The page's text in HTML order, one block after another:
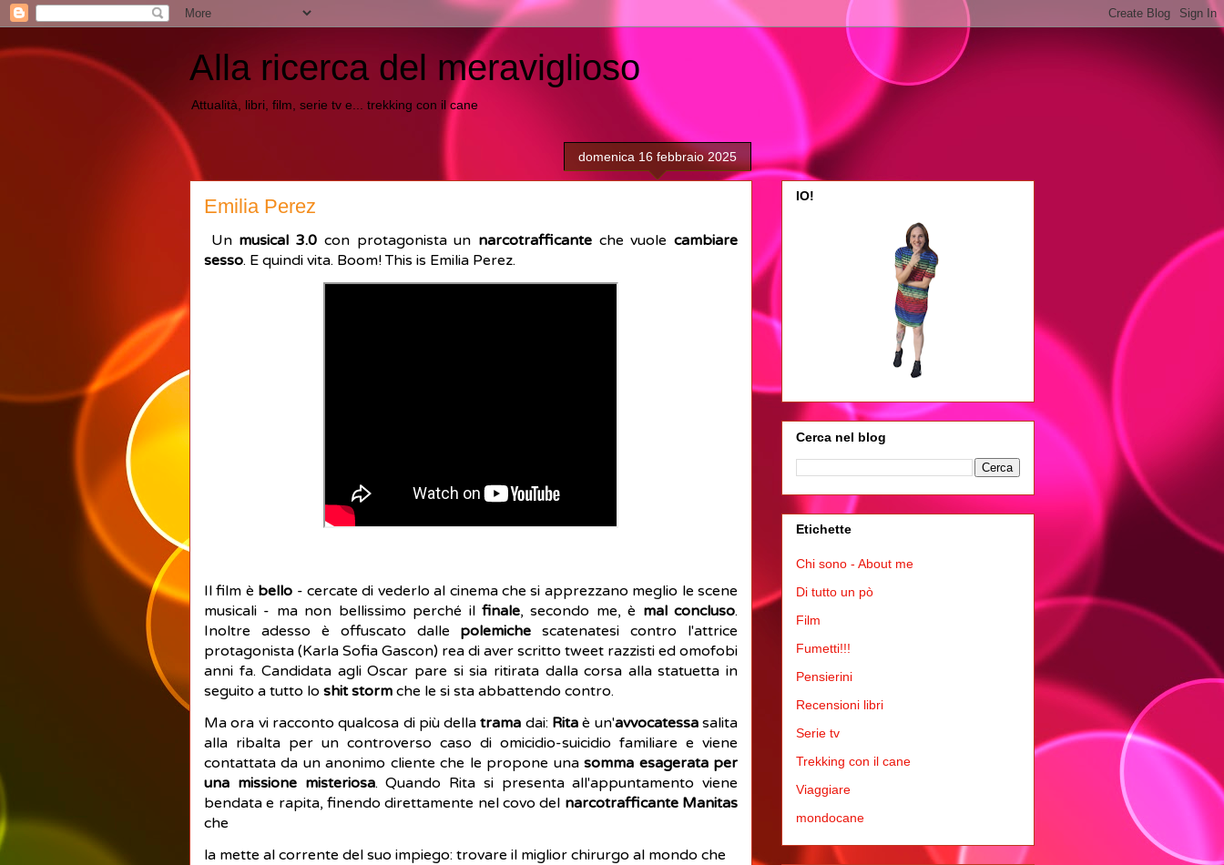
Alla ricerca del meraviglioso
Attualità, libri, film, serie tv e... trekking con il cane
domenica 16 febbraio 2025
Emilia Perez
Un musical 3.0 con protagonista un narcotrafficanteche vuolecambiare
sesso. E quindi vita. Boom! This is Emilia Perez.
Il film è bello - cercate di vederlo al cinema che si apprezzano meglio le scene
musicali - ma non bellissimo perché il finale, secondo me, è mal concluso.
Inoltre adesso è offuscato dalle polemichescatenatesi contro l'attrice
protagonista (Karla Sofia Gascon) rea di aver scritto tweet razzisti ed omofobi
anni fa. Candidata agli Oscar pare si sia ritirata dalla corsa alla statuetta in
seguito a tutto lo shit storm che le si sta abbattendo contro.
Ma ora vi racconto qualcosa di più dellatrama dai: Ritaè un'avvocatessasalita
alla ribalta per un controverso caso di omicidio-suicidio familiare e viene
contattata da un anonimo cliente che le propone unasomma esagerata per
una missione misteriosa. Quando Rita si presenta all'appuntamento viene
bendata e rapita, finendo direttamente nel covo del narcotrafficante Manitas
che
la mette al corrente del suo impiego: trovare il miglior chirurgo al mondo che
IO!
Cerca nel blog
Etichette
Chi sono - About me
Di tutto un pò
Film
Fumetti!!!
Pensierini
Recensioni libri
Serie tv
Trekking con il cane
Viaggiare
mondocane